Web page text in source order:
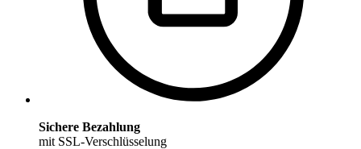
Sichere Bezahlung
mit SSL-Verschlüsselung